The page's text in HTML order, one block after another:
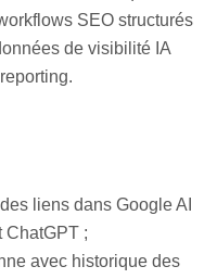
SEO structurés
de visibilité IA
liens dans Google AI
ChatGPT ;
avec historique des